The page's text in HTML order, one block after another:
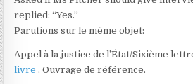
replied: “Yes.”
Parutions sur le même objet:
Appel à la justice de l’État/Sixième
livre. Ouvrage de référence.